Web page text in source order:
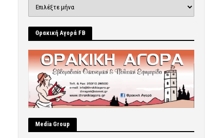
Θρακική Αγορά FB
Μedia Group